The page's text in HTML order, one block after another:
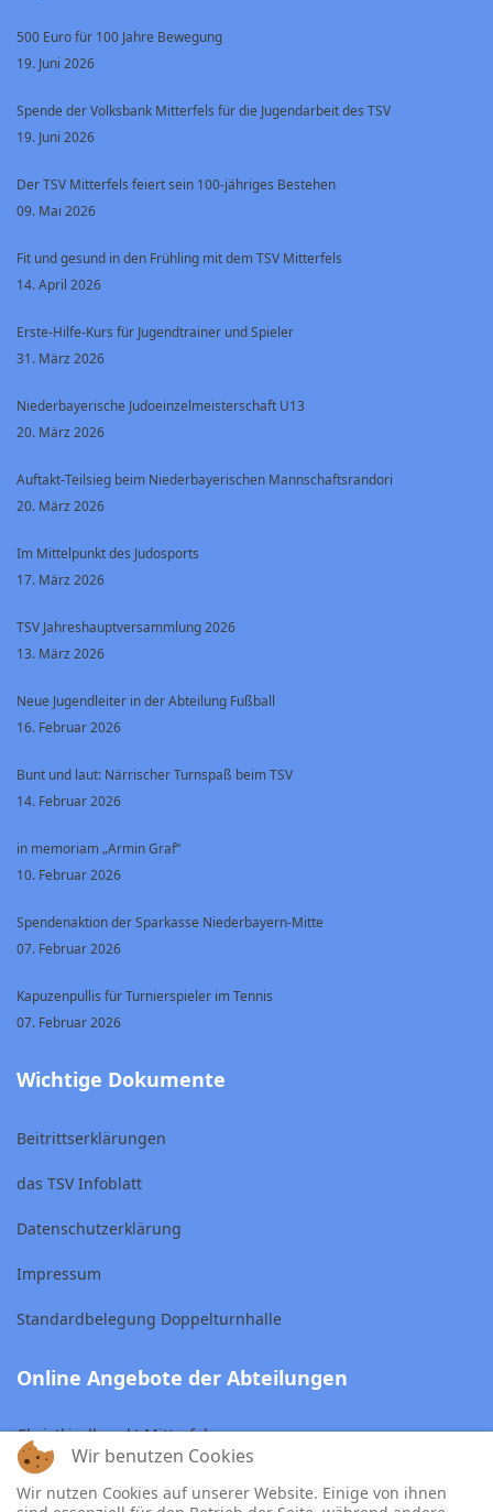
500 Euro für 100 Jahre Bewegung
19. Juni 2026
Spende der Volksbank Mitterfels für die Jugendarbeit des TSV
19. Juni 2026
Der TSV Mitterfels feiert sein 100-jähriges Bestehen
09. Mai 2026
Fit und gesund in den Frühling mit dem TSV Mitterfels
14. April 2026
Erste-Hilfe-Kurs für Jugendtrainer und Spieler
31. März 2026
Niederbayerische Judoeinzelmeisterschaft U13
20. März 2026
Auftakt-Teilsieg beim Niederbayerischen Mannschaftsrandori
20. März 2026
Im Mittelpunkt des Judosports
17. März 2026
TSV Jahreshauptversammlung 2026
13. März 2026
Neue Jugendleiter in der Abteilung Fußball
16. Februar 2026
Bunt und laut: Närrischer Turnspaß beim TSV
14. Februar 2026
in memoriam „Armin Graf“
10. Februar 2026
Spendenaktion der Sparkasse Niederbayern-Mitte
07. Februar 2026
Kapuzenpullis für Turnierspieler im Tennis
07. Februar 2026
Wichtige Dokumente
Beitrittserklärungen
das TSV Infoblatt
Datenschutzerklärung
Impressum
Standardbelegung Doppelturnhalle
Online Angebote der Abteilungen
Christkindlmarkt Mitterfels
Skiclub Mitterfels
Wir benutzen Cookies
Wir nutzen Cookies auf unserer Website. Einige von ihnen